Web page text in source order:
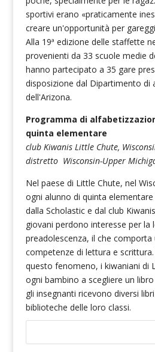
sportivi erano «praticamente
creare un'opportunità per
Alla 19ª edizione delle staffette
provenienti da 33 scuole medie
hanno partecipato a 35 gare
disposizione dal Dipartimento di
dell'Arizona.
Programma di
quinta elementare
club Kiwanis Little Chute,
distretto Wisconsin-Upper
Nel paese di Little Chute, nel
ogni alunno di quinta
dalla Scholastic e dal club
giovani perdono interesse per la
preadolescenza, il che comporta
competenze di lettura e
questo fenomeno, i kiwaniani di
ogni bambino a scegliere un
gli insegnanti ricevono diversi
biblioteche delle loro classi.